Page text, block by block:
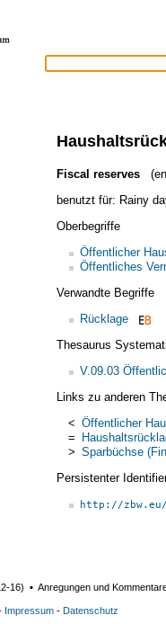
Fiscal reserves
benutzt für: Rainy
Oberbegriffe
Öffentlicher
Öffentliches
Verwandte Begriffe
Rücklage
Thesaurus
V.09.03
Links zu anderen
< Öffentlicher
=
> Sparbüchse
Persistenter
http://
16) ▪ Anregungen und
Impressum - Datenschutz